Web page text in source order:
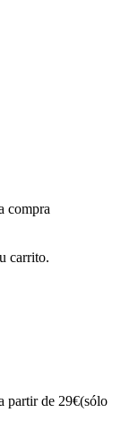
compra
carrito.
partir de 29€(sólo